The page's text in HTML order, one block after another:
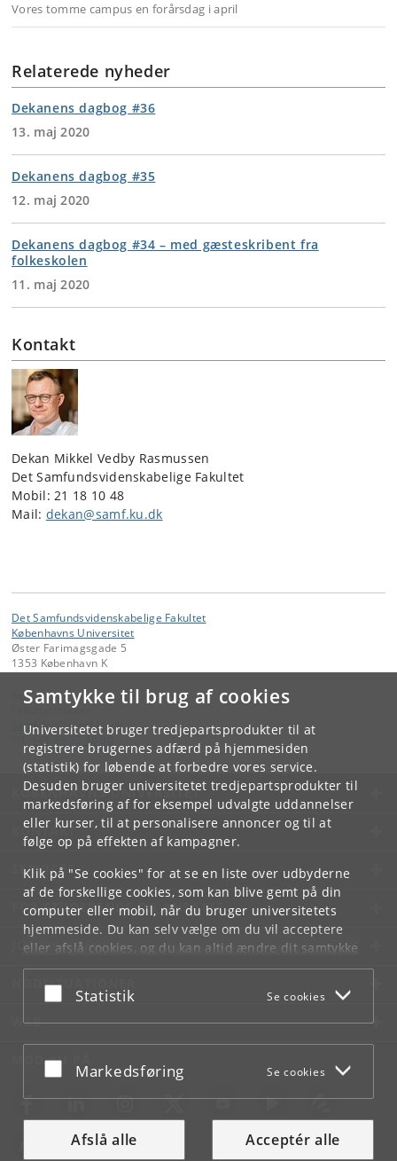
Samtykke til brug af cookies
Universitetet bruger tredjepartsprodukter til at
registrere brugernes adfærd på hjemmesiden
(statistik) for løbende at forbedre vores service.
Desuden bruger universitetet tredjepartsprodukter til
markedsføring af for eksempel udvalgte uddannelser
eller kurser, til at personalisere annoncer og til at
følge op på effekten af kampagner.
Klik på "Se cookies" for at se en liste over udbyderne
af de forskellige cookies, som kan blive gemt på din
computer eller mobil, når du bruger universitetets
hjemmeside. Du kan selv vælge om du vil acceptere
eller afslå cookies, og du kan altid ændre dit samtykke
underCookie- og privatlivspolitiksom du finder i
bunden af hver side.
Acceptér eller afslå
Statistik Se cookies
Acceptér eller afslå
Markedsføring Se cookies
Afslå alle Acceptér alle
Vores tomme campus en forårsdag i april
Relaterede nyheder
Dekanens dagbog #36
13. maj 2020
Dekanens dagbog #35
12. maj 2020
Dekanens dagbog #34 – med gæsteskribent fra
folkeskolen
11. maj 2020
Kontakt
Dekan Mikkel Vedby Rasmussen
Det Samfundsvidenskabelige Fakultet
Mobil: 21 18 10 48
Mail: dekan@samf.ku.dk
Det Samfundsvidenskabelige Fakultet
Københavns Universitet
Øster Farimagsgade 5
1353 København K
Kontakt:
Fakultetsstaben
samf-fak @samf.ku.dk
KØBENHAVNS UNIVERSITET
KONTAKT
SERVICES
FOR STUDERENDE OG ANSATTE
JOB OG KARRIERE
NØDSITUATIONER
WEB
MØD KU PÅ